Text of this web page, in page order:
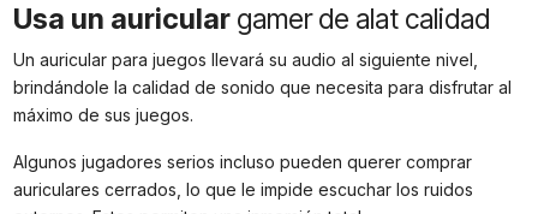
Usa un auriculargamer de alat calidad
Un auricular para juegos llevará su audio al siguiente nivel,
brindándole la calidad de sonido que necesita para disfrutar al
máximo de sus juegos.
Algunos jugadores serios incluso pueden querer comprar
auriculares cerrados, lo que le impide escuchar los ruidos